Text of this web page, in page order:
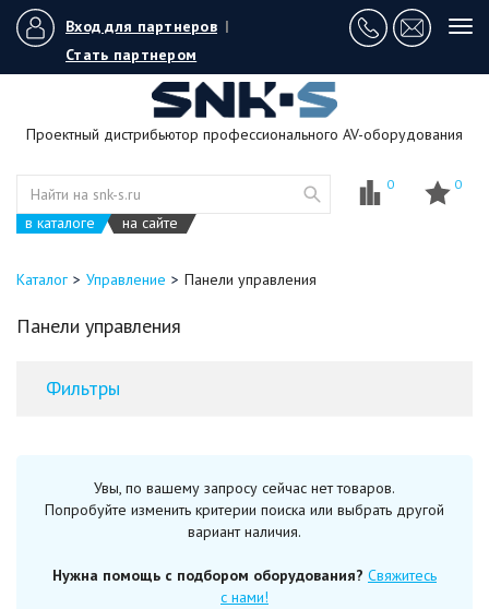
Вход для партнеров |
Стать партнером
Проектный дистрибьютор профессионального AV-оборудования
в каталоге на сайте
0 0
Каталог Управление Панели управления
Панели управления
Фильтры
Увы, по вашему запросу сейчас нет товаров.
Попробуйте изменить критерии поиска или выбрать другой
вариант наличия.
Нужна помощь с подбором оборудования? Свяжитесь
с нами!